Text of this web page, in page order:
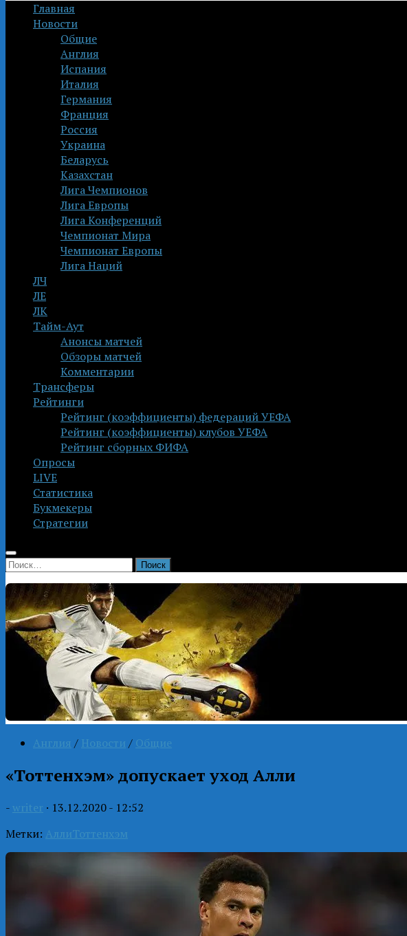
Главная
Новости
Общие
Англия
Испания
Италия
Германия
Франция
Россия
Украина
Беларусь
Казахстан
Лига Чемпионов
Лига Европы
Лига Конференций
Чемпионат Мира
Чемпионат Европы
Лига Наций
ЛЧ
ЛЕ
ЛК
Тайм-Аут
Анонсы матчей
Обзоры матчей
Комментарии
Трансферы
Рейтинги
Рейтинг (коэффициенты) федераций УЕФА
Рейтинг (коэффициенты) клубов УЕФА
Рейтинг сборных ФИФА
Опросы
LIVE
Статистика
Букмекеры
Стратегии
Найти:
Англия / Новости / Общие
«Тоттенхэм» допускает уход Алли
- writer · 13.12.2020 - 12:52
Метки: АллиТоттенхэм